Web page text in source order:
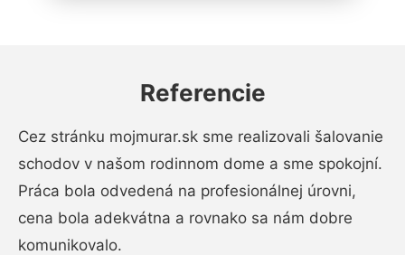
Referencie
Cez stránku mojmurar.sk sme realizovali šalovanie
schodov v našom rodinnom dome a sme spokojní.
Práca bola odvedená na profesionálnej úrovni,
cena bola adekvátna a rovnako sa nám dobre
komunikovalo.